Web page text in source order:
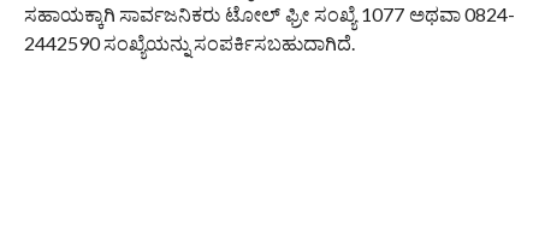
ಸಹಾಯಕ್ಕಾಗಿ ಸಾರ್ವಜನಿಕರು ಟೋಲ್ ಫ್ರೀ ಸಂಖ್ಯೆ 1077 ಅಥವಾ 0824-
2442590 ಸಂಖ್ಯೆಯನ್ನು ಸಂಪರ್ಕಿಸಬಹುದಾಗಿದೆ.